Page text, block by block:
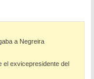
a Negreira
el exvicepresidente del